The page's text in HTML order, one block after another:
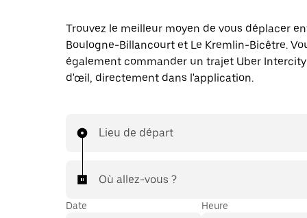
Trouvez le meilleur moyen de vous déplacer
Boulogne-Billancourt et Le Kremlin-Bicêtre.
également commander un trajet Uber
d'œil, directement dans l'application.
Lieu de départ
Où allez-vous ?
Date Heure